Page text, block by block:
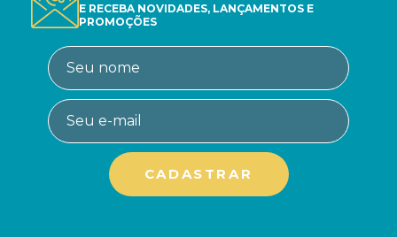
E RECEBA NOVIDADES, LANÇAMENTOS E
PROMOÇÕES